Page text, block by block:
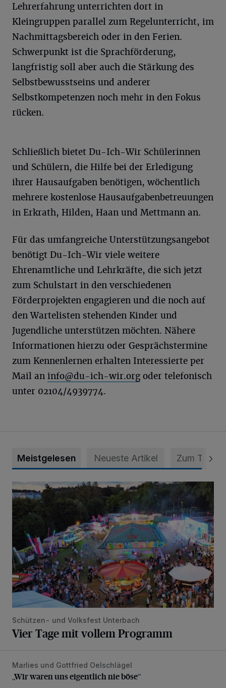
Lehrerfahrung unterrichten dort in
Kleingruppen parallel zum Regelunterricht, im
Nachmittagsbereich oder in den Ferien.
Schwerpunkt ist die Sprachförderung,
langfristig soll aber auch die Stärkung des
Selbstbewusstseins und anderer
Selbstkompetenzen noch mehr in den Fokus
rücken.
Schließlich bietet Du-Ich-Wir Schülerinnen
und Schülern, die Hilfe bei der Erledigung
ihrer Hausaufgaben benötigen, wöchentlich
mehrere kostenlose Hausaufgabenbetreuungen
in Erkrath, Hilden, Haan und Mettmann an.
Für das umfangreiche Unterstützungsangebot
benötigt Du-Ich-Wir viele weitere
Ehrenamtliche und Lehrkräfte, die sich jetzt
zum Schulstart in den verschiedenen
Förderprojekten engagieren und die noch auf
den Wartelisten stehenden Kinder und
Jugendliche unterstützen möchten. Nähere
Informationen hierzu oder Gesprächstermine
zum Kennenlernen erhalten Interessierte per
Mail an info@du-ich-wir.orgoder telefonisch
unter 02104/4939774.
Meistgelesen Neueste Artikel Zum Thema
Vier Tage mit vollem Programm
Schützen- und Volksfest Unterbach
Vier Tage mit vollem Programm
„Wir waren uns eigentlich nie böse“
Marlies und Gottfried Oelschlägel
„Wir waren uns eigentlich nie böse“